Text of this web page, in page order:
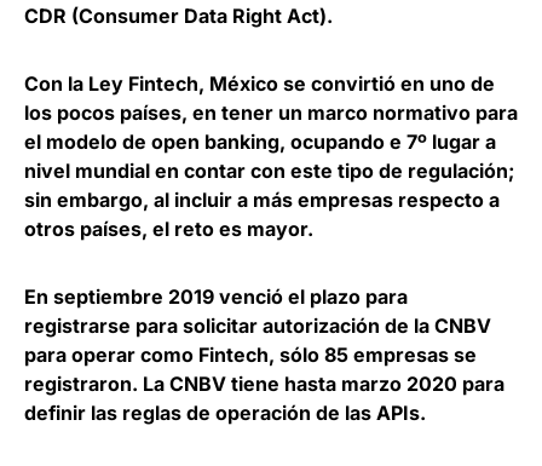
CDR (Consumer Data Right Act).
Con la Ley Fintech, México se convirtió en uno de
los pocos países, en tener un marco normativo para
el modelo de open banking, ocupando e 7º lugar a
nivel mundial en contar con este tipo de regulación;
sin embargo, al incluir a más empresas respecto a
otros países, el reto es mayor.
En septiembre 2019 venció el plazo para
registrarse para solicitar autorización de la CNBV
para operar como Fintech, sólo 85 empresas se
registraron. La CNBV tiene hasta marzo 2020 para
definir las reglas de operación de las APIs.